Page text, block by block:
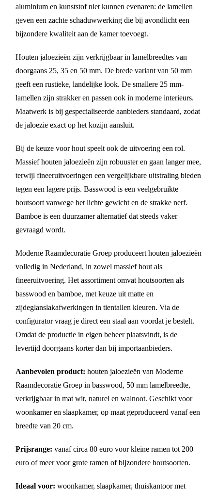
aluminium en kunststof niet kunnen evenaren: de lamellen
geven een zachte schaduwwerking die bij avondlicht een
bijzondere kwaliteit aan de kamer toevoegt.
Houten jaloezieën zijn verkrijgbaar in lamelbreedtes van
doorgaans 25, 35 en 50 mm. De brede variant van 50 mm
geeft een rustieke, landelijke look. De smallere 25 mm-
lamellen zijn strakker en passen ook in moderne interieurs.
Maatwerk is bij gespecialiseerde aanbieders standaard, zodat
de jaloezie exact op het kozijn aansluit.
Bij de keuze voor hout speelt ook de uitvoering een rol.
Massief houten jaloezieën zijn robuuster en gaan langer mee,
terwijl fineeruitvoeringen een vergelijkbare uitstraling bieden
tegen een lagere prijs. Basswood is een veelgebruikte
houtsoort vanwege het lichte gewicht en de strakke nerf.
Bamboe is een duurzamer alternatief dat steeds vaker
gevraagd wordt.
Moderne Raamdecoratie Groep produceert houten jaloezieën
volledig in Nederland, in zowel massief hout als
fineeruitvoering. Het assortiment omvat houtsoorten als
basswood en bamboe, met keuze uit matte en
zijdeglanslakafwerkingen in tientallen kleuren. Via de
configurator vraag je direct een staal aan voordat je bestelt.
Omdat de productie in eigen beheer plaatsvindt, is de
levertijd doorgaans korter dan bij importaanbieders.
Aanbevolen product: houten jaloezieën van Moderne
Raamdecoratie Groep in basswood, 50 mm lamelbreedte,
verkrijgbaar in mat wit, naturel en walnoot. Geschikt voor
woonkamer en slaapkamer, op maat geproduceerd vanaf een
breedte van 20 cm.
Prijsrange: vanaf circa 80 euro voor kleine ramen tot 200
euro of meer voor grote ramen of bijzondere houtsoorten.
Ideaal voor: woonkamer, slaapkamer, thuiskantoor met